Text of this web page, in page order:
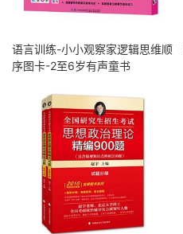
语言训练-小小观察家逻辑思维顺
序图卡-2至6岁有声童书